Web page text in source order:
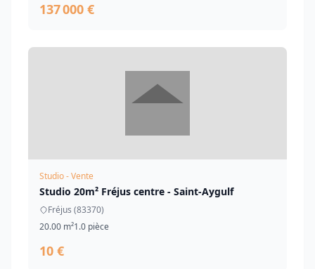
137 000 €
Studio - Vente
Studio 20m² Fréjus centre - Saint-Aygulf
Fréjus (83370)
20.00 m²1.0 pièce
10 €